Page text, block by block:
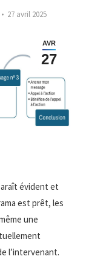
27 avril 2025
AVR
27
évident et
est prêt, les
une
l’intervenant.